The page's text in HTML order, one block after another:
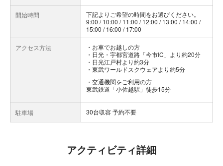
開始時間
下記よりご希望の時間をお選びください。
9:00 / 10:00 / 11:00 / 12:00 / 13:00 / 14:00 /
15:00 / 16:00 / 17:00
アクセス方法
お車でお越しの方
・日光・宇都宮道路「今市IC」より約20分
・日光江戸村より約3分
・東武ワールドスクウェアより約5分
交通機関をご利用の方
東武鉄道「小佐越駅」徒歩15分
駐車場 30台収容 予約不要
アクティビティ詳細